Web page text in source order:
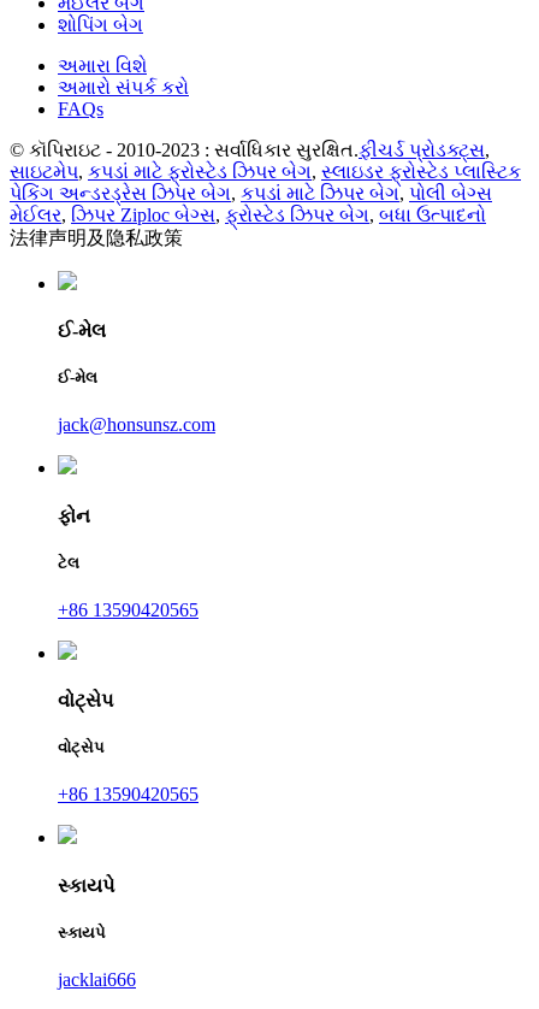
શોપિંગ બેગ
અમારા વિશે
અમારો સંપર્ક કરો
FAQs
© કૉપિરાઇટ - 2010-2023 : સર્વાધિકાર સુરક્ષિત.ફીચર્ડ પ્રોડક્ટ્સ,
સાઇટમેપ, કપડાં માટે ફ્રોસ્ટેડ ઝિપર બેગ, સ્લાઇડર ફ્રોસ્ટેડ પ્લાસ્ટિક
પેકિંગ અન્ડરડ્રેસ ઝિપર બેગ, કપડાં માટે ઝિપર બેગ, પોલી બેગ્સ
મેઈલર, ઝિપર Ziploc બેગ્સ, ફ્રોસ્ટેડ ઝિપર બેગ, બધા ઉત્પાદનો
法律声明及隐私政策
ઈ-મેલ
ઈ-મેલ
jack@honsunsz.com
ફોન
ટેલ
+86 13590420565
વોટ્સેપ
વોટ્સેપ
+86 13590420565
સ્કાયપે
સ્કાયપે
jacklai666